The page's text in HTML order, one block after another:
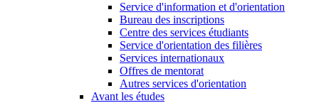
Service d'information et d'orientation
Bureau des inscriptions
Centre des services étudiants
Service d'orientation des filières
Services internationaux
Offres de mentorat
Autres services d'orientation
Avant les études